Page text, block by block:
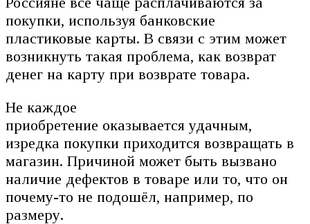
покупки, используя банковские
пластиковые карты. В связи с этим может
возникнуть такая проблема, как возврат
денег на карту при возврате товара.
Не каждое
приобретение оказывается удачным,
изредка покупки приходится возвращать в
магазин. Причиной может быть вызвано
наличие дефектов в товаре или то, что он
почему-то не подошёл, например, по
размеру.